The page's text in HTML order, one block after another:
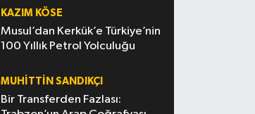
KAZIM KÖSE
Musul’dan Kerkük’e Türkiye’nin
100 Yıllık Petrol Yolculuğu
MUHITTIN SANDIKÇI
Bir Transferden Fazlası: